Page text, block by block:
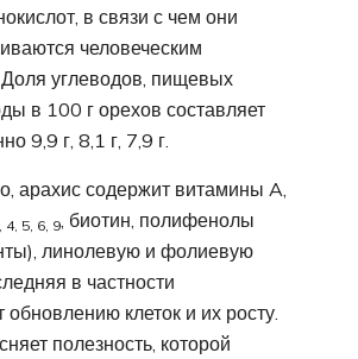
в связи с чем они
человеческим
углеводов, пищевых
в 100 г орехов составляет
9,9 г, 8,1 г, 7,9 г.
арахис содержит витамины A,
4, 5, 6, 9, биотин, полифенолы
линолевую и фолиевую
в частности
обновлению клеток и их росту.
полезность, которой